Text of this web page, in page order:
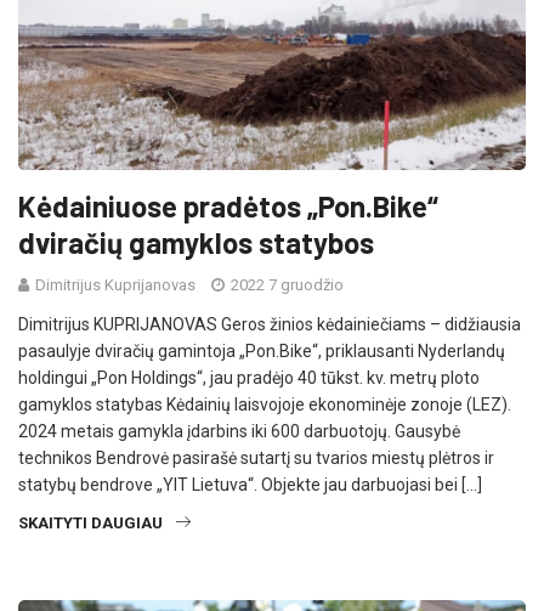
Kėdainiuose pradėtos „Pon.Bike“
dviračių gamyklos statybos
Dimitrijus Kuprijanovas 2022 7 gruodžio
Dimitrijus KUPRIJANOVAS Geros žinios kėdainiečiams – didžiausia
pasaulyje dviračių gamintoja „Pon.Bike“, priklausanti Nyderlandų
holdingui „Pon Holdings“, jau pradėjo 40 tūkst. kv. metrų ploto
gamyklos statybas Kėdainių laisvojoje ekonominėje zonoje (LEZ).
2024 metais gamykla įdarbins iki 600 darbuotojų. Gausybė
technikos Bendrovė pasirašė sutartį su tvarios miestų plėtros ir
statybų bendrove „YIT Lietuva“. Objekte jau darbuojasi bei […]
SKAITYTI DAUGIAU